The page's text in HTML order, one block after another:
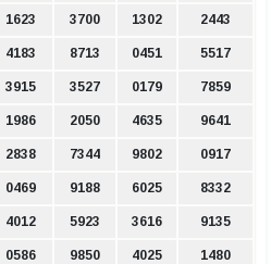
1623 3700 1302 2443
4183 8713 0451 5517
3915 3527 0179 7859
1986 2050 4635 9641
2838 7344 9802 0917
0469 9188 6025 8332
4012 5923 3616 9135
0586 9850 4025 1480